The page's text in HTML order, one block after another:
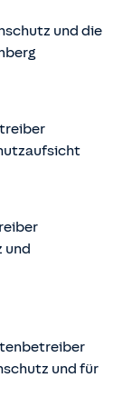
und die
und
und für